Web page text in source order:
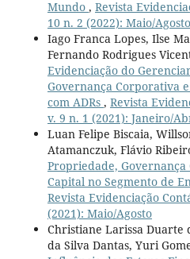
Mundo , Revista
10 n. 2 (2022): Maio/Agosto
Iago Franca Lopes, Ilse
Fernando Rodrigues
Evidenciação do
Governança Corporativa
com ADRs , Revista
v. 9 n. 1 (2021): Janeiro/
Luan Felipe Biscaia,
Atamanczuk, Flávio
Propriedade,
Capital no Segmento de
Revista Evidenciação
(2021): Maio/Agosto
Christiane Larissa Duarte
da Silva Dantas, Yuri